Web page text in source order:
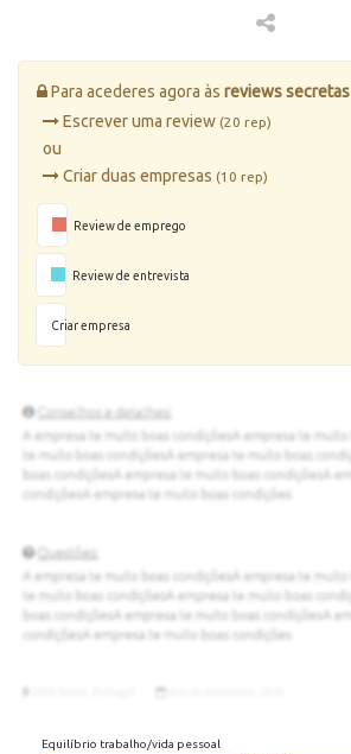
Para acederes agora às reviews secretas
Escrever uma review (20 rep)
ou
Criar duas empresas (10 rep)
Review de emprego
Review de entrevista
Criar empresa
Equilíbrio trabalho/vida pessoal